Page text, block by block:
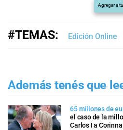
Agregar a
#TEMAS: Edición Online
Además tenés que
65 millones de
el caso de la
Carlos I a